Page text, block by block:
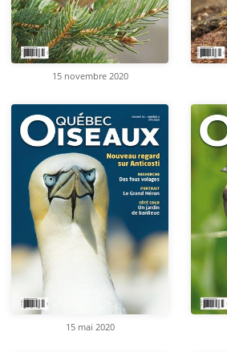
15 novembre 2020
15 mai 2020